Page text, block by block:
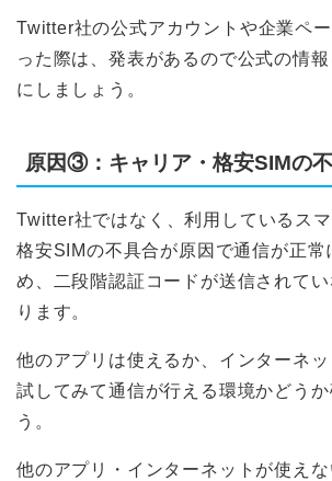
Twitter社の公式アカウントや企業ペ
った際は、発表があるので公式の情報
にしましょう。
原因③：キャリア・格安SIMの
Twitter社ではなく、利用しているスマ
格安SIMの不具合が原因で通信が正常
め、二段階認証コードが送信されて
ります。
他のアプリは使えるか、インターネ
試してみて通信が行える環境かどうか
う。
他のアプリ・インターネットが使え